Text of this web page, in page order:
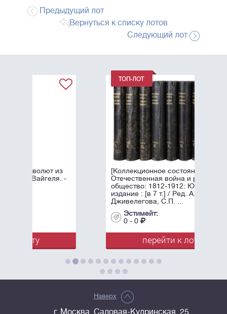
Предыдущий лот
Вернуться к списку лотов
Следующий лот
[Коллекционное состояние].
Отечественная война и русское
общество: 1812-1912: Юбилейное
издание : [в 7 т.] / Ред. А.К.
Дживелегова, С.П. ...
перейти к лоту
Наверх